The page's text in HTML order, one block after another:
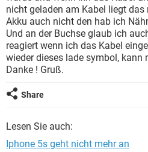
WHATSAPP
FACEBOOK
nicht geladen am Kabel liegt
Akku auch nicht den hab ich
Und an der Buchse glaub ich
reagiert wenn ich das Kabel
wieder dieses lade symbol, kann
Danke ! Gruß.
Share
Lesen Sie auch:
Iphone 5s geht nicht mehr an